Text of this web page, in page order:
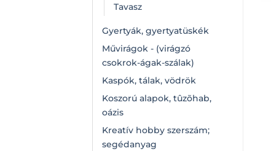
Tavasz
Gyertyák, gyertyatüskék
Művirágok - (virágzó
csokrok-ágak-szálak)
Kaspók, tálak, vödrök
Koszorú alapok, tûzõhab,
oázis
Kreatív hobby szerszám;
segédanyag